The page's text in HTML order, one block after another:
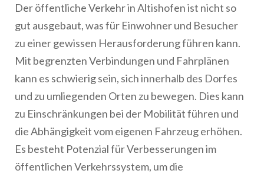
Der öffentliche Verkehr in Altishofen ist nicht so
gut ausgebaut, was für Einwohner und Besucher
zu einer gewissen Herausforderung führen kann.
Mit begrenzten Verbindungen und Fahrplänen
kann es schwierig sein, sich innerhalb des Dorfes
und zu umliegenden Orten zu bewegen. Dies kann
zu Einschränkungen bei der Mobilität führen und
die Abhängigkeit vom eigenen Fahrzeug erhöhen.
Es besteht Potenzial für Verbesserungen im
öffentlichen Verkehrssystem, um die